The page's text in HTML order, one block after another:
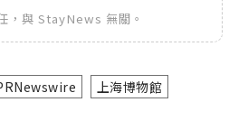
，與 StayNews 無關。
上海博物館